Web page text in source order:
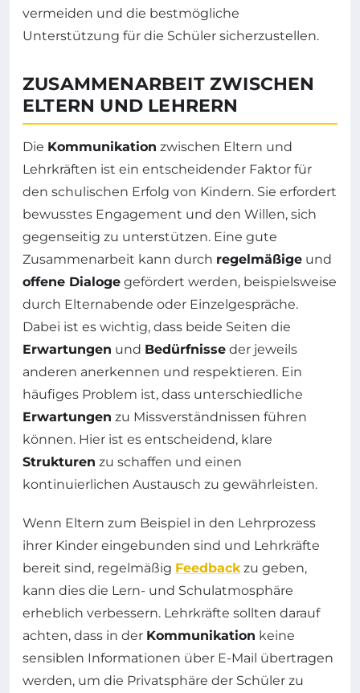
vermeiden und die bestmögliche
Unterstützung für die Schüler sicherzustellen.
ZUSAMMENARBEIT ZWISCHEN
ELTERN UND LEHRERN
Die Kommunikation zwischen Eltern und
Lehrkräften ist ein entscheidender Faktor für
den schulischen Erfolg von Kindern. Sie erfordert
bewusstes Engagement und den Willen, sich
gegenseitig zu unterstützen. Eine gute
Zusammenarbeit kann durch regelmäßige und
offene Dialoge gefördert werden, beispielsweise
durch Elternabende oder Einzelgespräche.
Dabei ist es wichtig, dass beide Seiten die
Erwartungen und Bedürfnisse der jeweils
anderen anerkennen und respektieren. Ein
häufiges Problem ist, dass unterschiedliche
Erwartungen zu Missverständnissen führen
können. Hier ist es entscheidend, klare
Strukturen zu schaffen und einen
kontinuierlichen Austausch zu gewährleisten.
Wenn Eltern zum Beispiel in den Lehrprozess
ihrer Kinder eingebunden sind und Lehrkräfte
bereit sind, regelmäßig Feedback zu geben,
kann dies die Lern- und Schulatmosphäre
erheblich verbessern. Lehrkräfte sollten darauf
achten, dass in der Kommunikation keine
sensiblen Informationen über E-Mail übertragen
werden, um die Privatsphäre der Schüler zu